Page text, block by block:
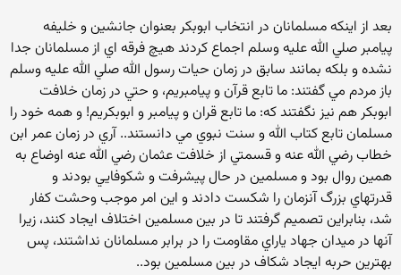
بعد از اينکه مسلمانان در انتخاب ابوبکر بعنوان جانشين و خليفه
پيامبر صلي الله عليه وسلم اجماع کردند هيچ فرقه اي از مسلمانان جدا
نشده و بلکه بمانند سابق در زمان حيات رسول الله صلي الله عليه وسلم
باز مردم مي گفتند: ما تابع قرآن و پيامبريم، و حتي در زمان خلافت
ابوبکر هم نيز نگفتند که: ما تابع قران و پيامبر و ابوبکريم! و همه خود را
مسلمان تابع کتاب الله و سنت نبوي مي دانستند.. آري در زمان عمر ابن
خطاب رضي الله عنه و قسمتي از خلافت عثمان رضي الله عنه اوضاع به
همين روال بود و مسلمين در حال پيشرفت و شکوفايي بودند و
قدرتهاي بزرگ آنزمان را شکست دادند و اين امر موجب وحشت کفار
شد، بنابراين تصميم گرفتند تا در بين مسلمين اختلاف ايجاد کنند، زيرا
آنها در ميدان جهاد ياراي مقاومت را در برابر مسلمانان نداشتند، پس
بهترين حربه ايجاد شکاف در بين مسلمين بود..